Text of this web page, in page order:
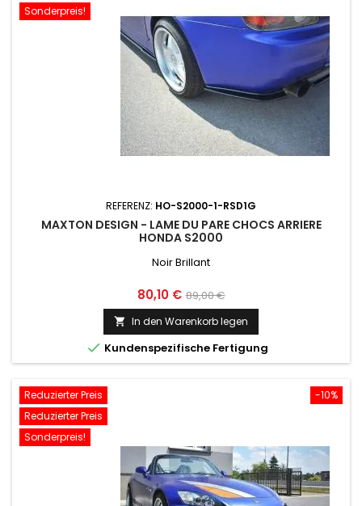
Sonderpreis!
REFERENZ: HO-S2000-1-RSD1G
MAXTON DESIGN - LAME DU PARE CHOCS ARRIERE
HONDA S2000
Noir Brillant
Preis
80,10 € Normaler
Preis
89,00 €
 In den Warenkorb legen
 Kundenspezifische Fertigung
-10%
Reduzierter Preis
Reduzierter Preis
Sonderpreis!